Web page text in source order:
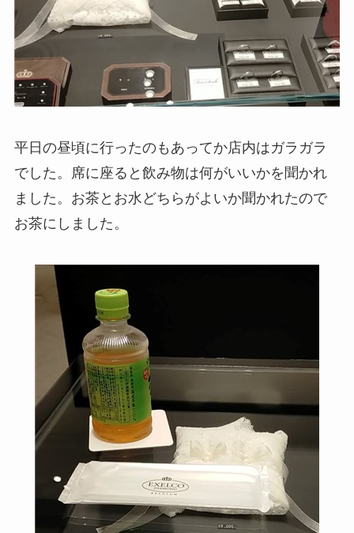
平日の昼頃に行ったのもあってか店内はガラガラ
でした。席に座ると飲み物は何がいいかを聞かれ
ました。お茶とお水どちらがよいか聞かれたので
お茶にしました。